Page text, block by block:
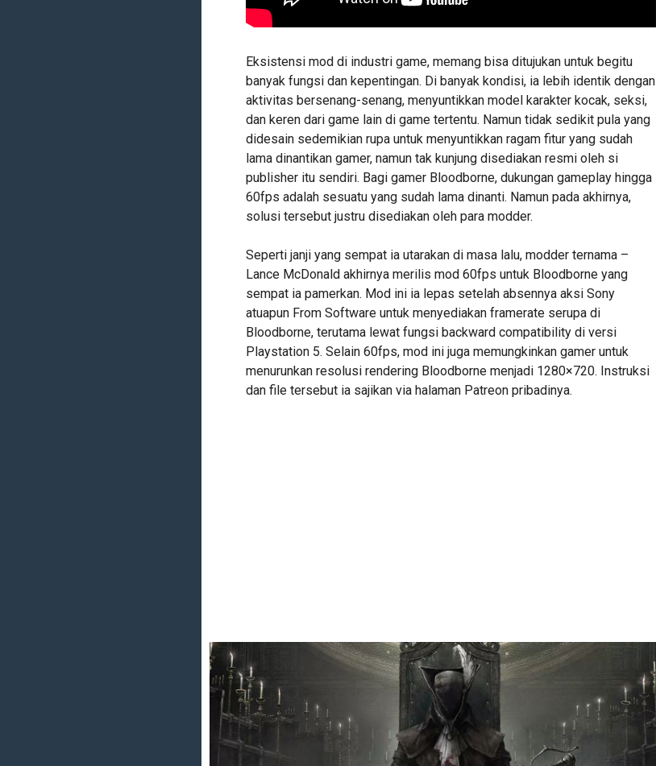
Eksistensi mod di industri game, memang bisa ditujukan untuk begitu
banyak fungsi dan kepentingan. Di banyak kondisi, ia lebih identik dengan
aktivitas bersenang-senang, menyuntikkan model karakter kocak, seksi,
dan keren dari game lain di game tertentu. Namun tidak sedikit pula yang
didesain sedemikian rupa untuk menyuntikkan ragam fitur yang sudah
lama dinantikan gamer, namun tak kunjung disediakan resmi oleh si
publisher itu sendiri. Bagi gamer Bloodborne, dukungan gameplay hingga
60fps adalah sesuatu yang sudah lama dinanti. Namun pada akhirnya,
solusi tersebut justru disediakan oleh para modder.
Seperti janji yang sempat ia utarakan di masa lalu, modder ternama –
Lance McDonald akhirnya merilis mod 60fps untuk Bloodborne yang
sempat ia pamerkan. Mod ini ia lepas setelah absennya aksi Sony
atuapun From Software untuk menyediakan framerate serupa di
Bloodborne, terutama lewat fungsi backward compatibility di versi
Playstation 5. Selain 60fps, mod ini juga memungkinkan gamer untuk
menurunkan resolusi rendering Bloodborne menjadi 1280×720. Instruksi
dan file tersebut ia sajikan via halaman Patreon pribadinya.